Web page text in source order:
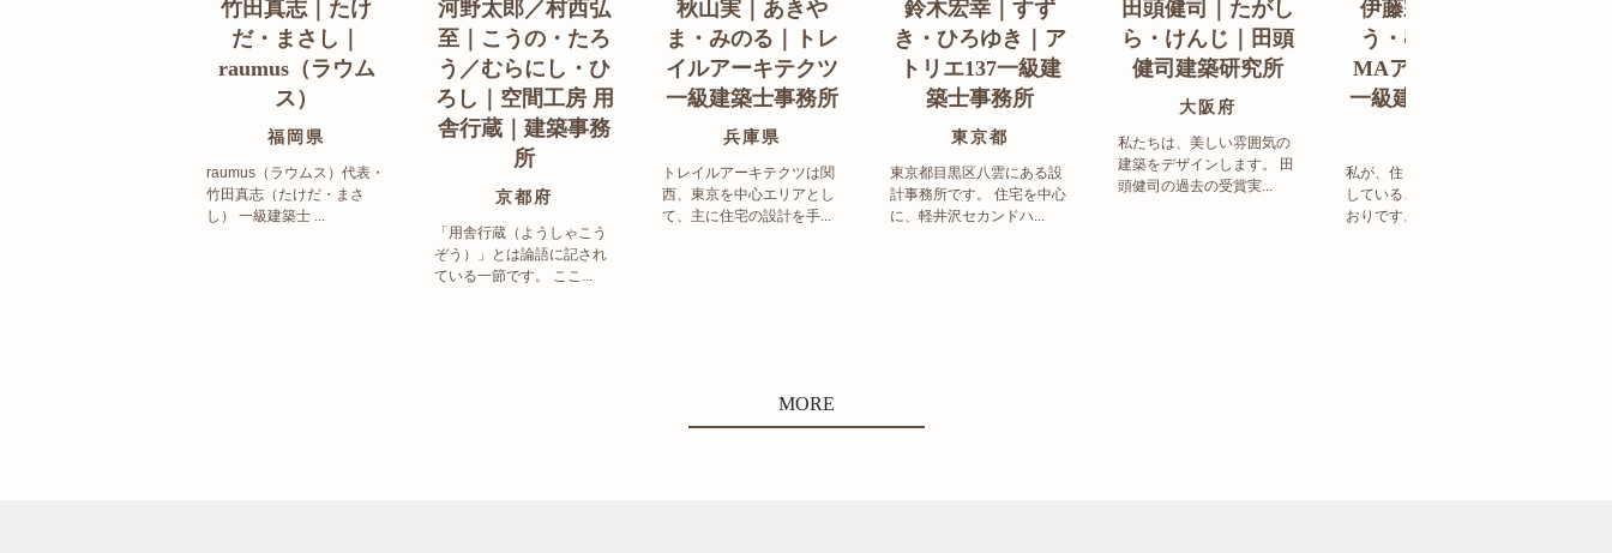
竹田真志｜たけ
だ・まさし｜
raumus（ラウム
ス）
福岡県
raumus（ラウムス）代表・
竹田真志（たけだ・まさ
し） 一級建築士 ...
河野太郎／村西弘
至｜こうの・たろ
う／むらにし・ひ
ろし｜空間工房 用
舎行蔵｜建築事務
所
京都府
「用舎行蔵（ようしゃこう
ぞう）」とは論語に記され
ている一節です。 ここ...
秋山実｜あきや
ま・みのる｜トレ
イルアーキテクツ
一級建築士事務所
兵庫県
トレイルアーキテクツは関
西、東京を中心エリアとし
て、主に住宅の設計を手...
鈴木宏幸｜すず
き・ひろゆき｜ア
トリエ137一級建
築士事務所
東京都
東京都目黒区八雲にある設
計事務所です。 住宅を中心
に、軽井沢セカンドハ...
田頭健司｜たがし
ら・けんじ｜田頭
健司建築研究所
大阪府
私たちは、美しい雰囲気の
建築をデザインします。 田
頭健司の過去の受賞実...
伊藤宗明｜いと
う・むねあき｜
MAアーキテクト
一級建築士事務所
私が、住まい造りで大事に
していることは、以下のと
おりです。 洗練された...
MORE